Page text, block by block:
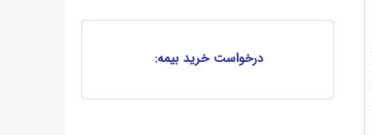
درخواست خرید بیمه: